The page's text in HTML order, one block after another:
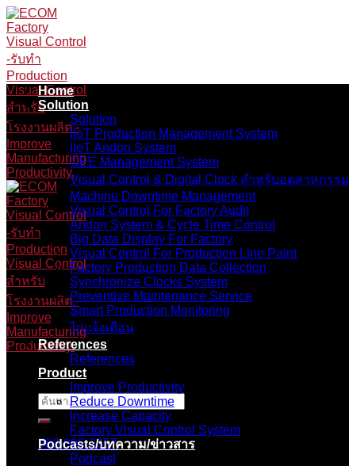
Skip
to
content
ค้นหา:
083-096-2657
Home
Solution
Solution
IIoT Production Management System
IIoT Andon System
OEE Management System
Visual Control & Digital Clock สำหรับอุตสาหกรรม
Machine Downtime Management
Visual Control For Factory Audit
Andon System & Cycle Time Control
Big Data Display For Factory
Visual Control For Production Line Paint
Factory Production Data Collection
Synchronize Clocks System
Preventive Maintenance Service
Smart Production Monitoring
ไก่แจ้งเตือน
References
References
Product
Improve Productivity
Reduce Downtime
Increase Capacity
Factory Visual Control System
Podcasts/บทความ/ข่าวสาร
Podcast